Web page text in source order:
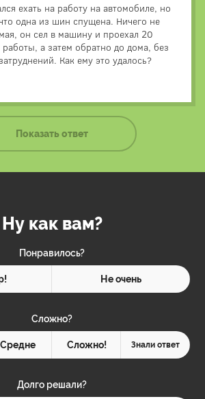
ехать на работу на автомобиле, но
одна из шин спущена. Ничего не
он сел в машину и проехал 20
а затем обратно до дома, без
Как ему это удалось?
на запасном колесе, которое
лежало в багажнике.
Показать ответ
Ну как вам?
Понравилось?
Не очень
Сложно?
Средне Сложно! Знали ответ
Долго решали?